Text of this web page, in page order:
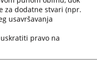
odnosi između
buduću suradnju ,
u vezi sa
medijaciju ?
strankama
za dodatne stvari (npr.
usavršavanja
pravo na